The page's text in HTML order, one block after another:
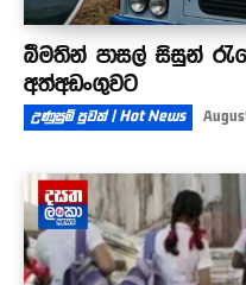
බීමතින් පාසල් සිසුන්
අත්අඩංගුවට
උණුසුම් පුවත් | Hot News